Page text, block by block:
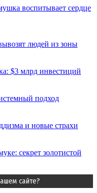
воспитывает сердце
людей из зоны
$3 млрд инвестиций
подход
и новые страхи
секрет золотистой
сайте?